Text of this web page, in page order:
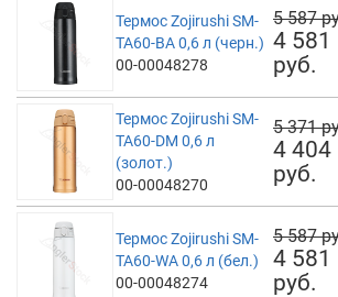
Термос Zojirushi SM-
TA60-BA 0,6 л (черн.)
00-00048278
5 587
4 581
руб.
Термос Zojirushi SM-
TA60-DM 0,6 л
(золот.)
00-00048270
5 371
4 404
руб.
Термос Zojirushi SM-
TA60-WA 0,6 л (бел.)
00-00048274
5 587
4 581
руб.